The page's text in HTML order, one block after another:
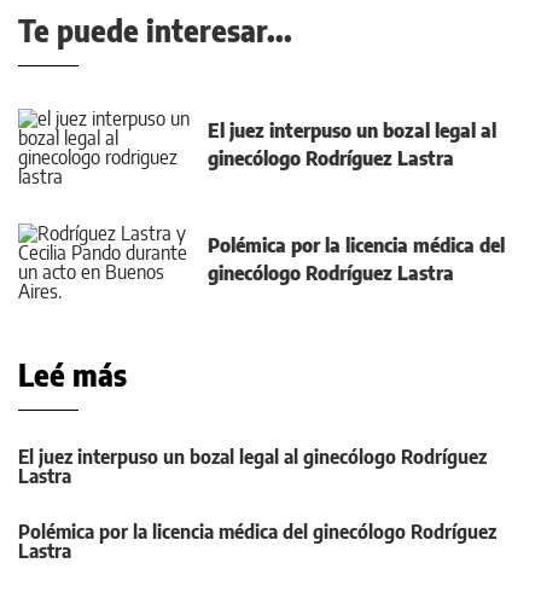
Te puede interesar...
El juez interpuso un bozal legal al
ginecólogo Rodríguez Lastra
Polémica por la licencia médica del
ginecólogo Rodríguez Lastra
Leé más
El juez interpuso un bozal legal al ginecólogo Rodríguez
Lastra
Polémica por la licencia médica del ginecólogo Rodríguez
Lastra